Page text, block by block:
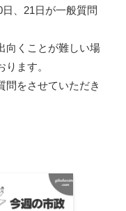
、21日が一般質問
向くことが難しい場
ます。
問をさせていただき